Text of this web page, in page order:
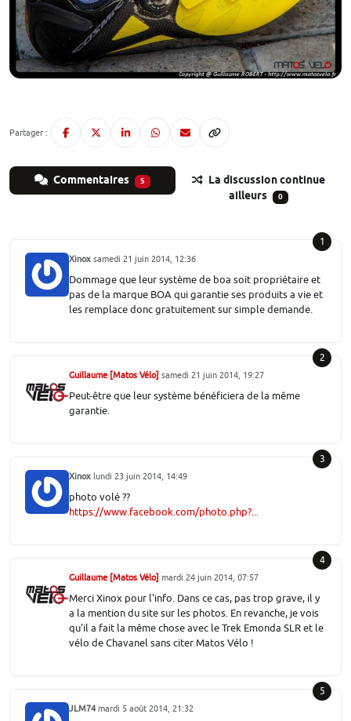
Partager :
Commentaires 5
La discussion continue
ailleurs
0
1
Xinox samedi 21 juin 2014, 12:36
Dommage que leur système de boa soit propriétaire et
pas de la marque BOA qui garantie ses produits a vie et
les remplace donc gratuitement sur simple demande.
2
Guillaume [Matos Vélo] samedi 21 juin 2014, 19:27
Peut-être que leur système bénéficiera de la même
garantie.
3
Xinox lundi 23 juin 2014, 14:49
photo volé ??
https://www.facebook.com/photo.php?...
4
Guillaume [Matos Vélo] mardi 24 juin 2014, 07:57
Merci Xinox pour l'info. Dans ce cas, pas trop grave, il y
a la mention du site sur les photos. En revanche, je vois
qu'il a fait la même chose avec le Trek Emonda SLR et le
vélo de Chavanel sans citer Matos Vélo !
5
JLM74mardi 5 août 2014, 21:32